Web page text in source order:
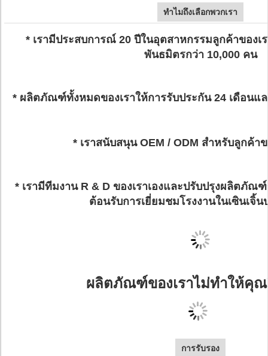
ทำไมถึงเลือกพวกเรา
* เรามีประสบการณ์ 20 ปีในอุตสาหกรรมลูกค้าของเ
พันธมิตรกว่า 10,000 คน
* ผลิตภัณฑ์ทั้งหมดของเราให้การรับประกัน 24 เดือนแ
* เราสนับสนุน OEM / ODM สำหรับลูกค้า
* เรามีทีมงาน R & D ของเราเองและปรับปรุงผลิตภัณฑ์
ต้อนรับการเยี่ยมชมโรงงานในเซินเจิ้น
ผลิตภัณฑ์ของเราไม่ทำให้คุ
การรับรอง